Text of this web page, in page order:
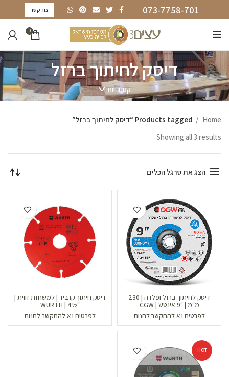
073-7758-701 צור קשר
0
דיסק לחיתוך ברזל
קטגוריות
Home
Products tagged “דיסק לחיתוך ברזל”
Showing all 3 results
הצג את סרגל הכלים
דיסק לחיתוך ברזל ופלדה | 230
מ״מ | ״9 אינטש | CGW
לפרטים נא להתקשר לחנות
דיסק חיתוך קרביד | למשחזת זווית |
״½4 | WÜRTH
לפרטים נא להתקשר לחנות
HOT